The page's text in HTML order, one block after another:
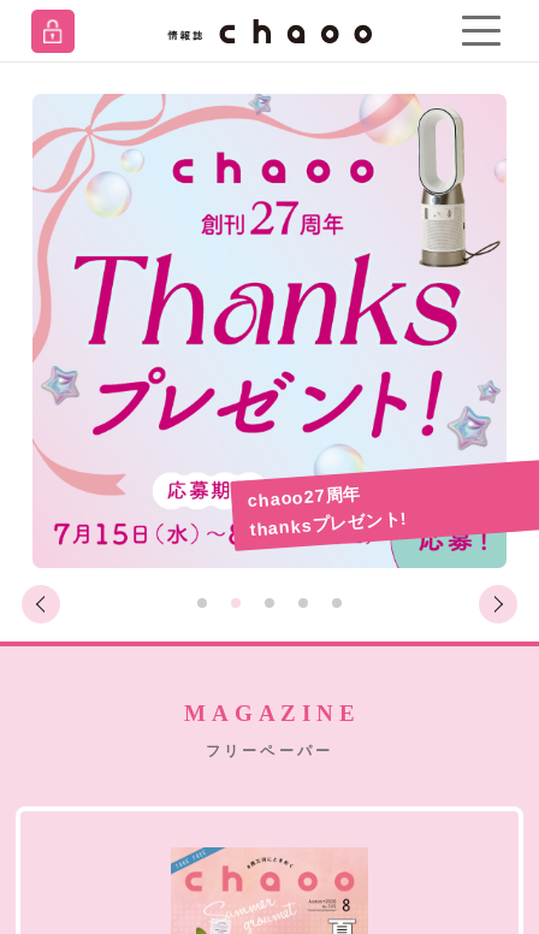
chaoo27周年
thanksプレゼント!
MAGAZINE
フリーペーパー